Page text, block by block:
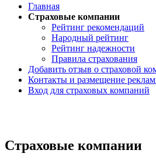
Главная
Страховые компании
Рейтинг рекомендаций
Народный рейтинг
Рейтинг надежности
Правила страхования
Добавить отзыв о страховой
Контакты и размещение
Вход для страховых компаний
Страховые компании